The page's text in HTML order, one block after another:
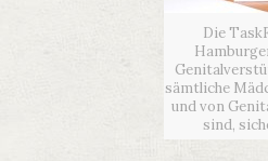
Die
sämtliche
und von
sind,